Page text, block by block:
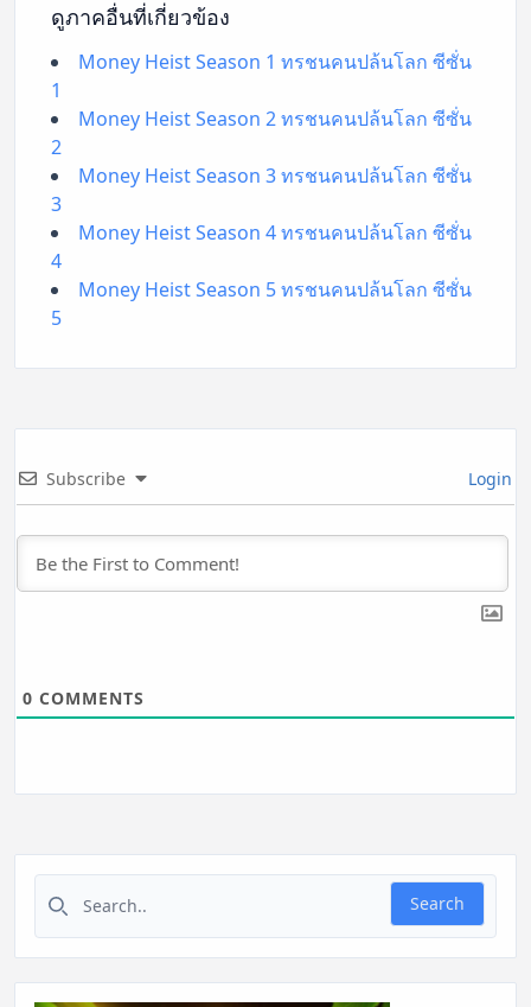
ดูภาคอื่นที่เกี่ยวข้อง
Money Heist Season 1 ทรชนคนปล้นโลก ซีซั่น
1
Money Heist Season 2 ทรชนคนปล้นโลก ซีซั่น
2
Money Heist Season 3 ทรชนคนปล้นโลก ซีซั่น
3
Money Heist Season 4 ทรชนคนปล้นโลก ซีซั่น
4
Money Heist Season 5 ทรชนคนปล้นโลก ซีซั่น
5
Subscribe Login
0 COMMENTS
Search for:
Search